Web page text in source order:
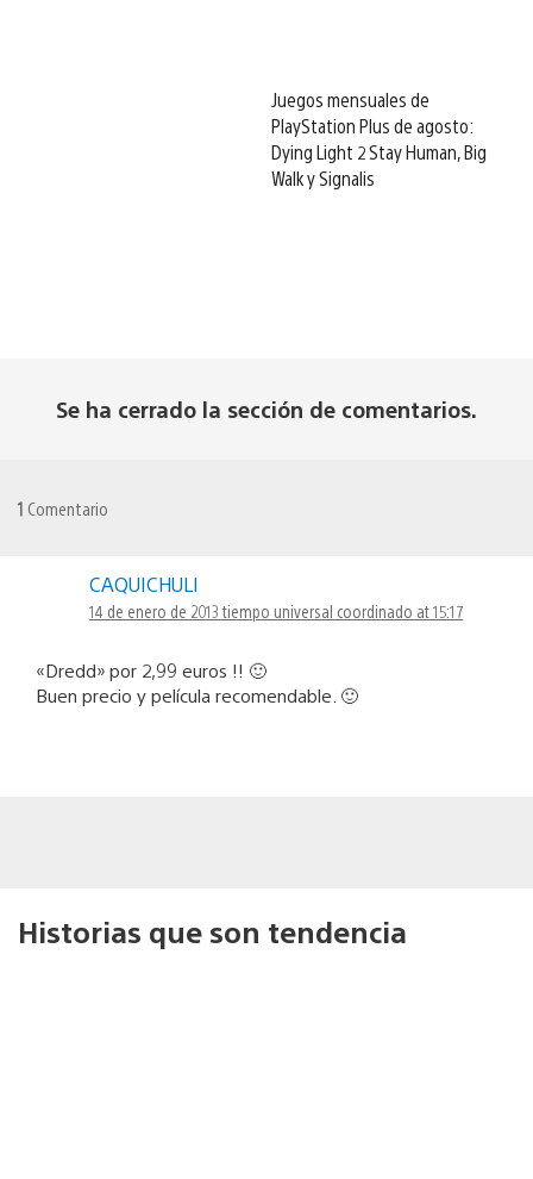
Juegos mensuales de
PlayStation Plus de agosto:
Dying Light 2 Stay Human, Big
Walk y Signalis
Se ha cerrado la sección de comentarios.
1 Comentario
CAQUICHULI
14 de enero de 2013 tiempo universal coordinado at 15:17
«Dredd» por 2,99 euros !! 🙂
Buen precio y película recomendable. 🙂
Historias que son tendencia